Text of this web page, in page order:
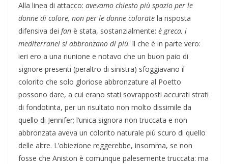
Alla linea di attacco: avevamo chiesto più spazio per le
donne di colore, non per le donne colorate la risposta
difensiva dei fan è stata, sostanzialmente: è greca, i
mediterranei si abbronzano di più. Il che è in parte vero:
ieri ero a una riunione e notavo che un buon paio di
signore presenti (peraltro di sinistra) sfoggiavano il
colorito che solo gloriose abbronzature al Poetto
possono dare, a cui erano stati sovrapposti accurati strati
di fondotinta, per un risultato non molto dissimile da
quello di Jennifer; l’unica signora non truccata e non
abbronzata aveva un colorito naturale più scuro di quello
delle altre. L’obiezione reggerebbe, insomma, se non
fosse che Aniston è comunque palesemente truccata: ma